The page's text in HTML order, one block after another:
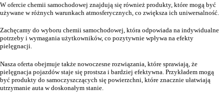
W ofercie chemii samochodowej znajdują się również produkty, które mogą być
używane w różnych warunkach atmosferycznych, co zwiększa ich uniwersalność.
Zachęcamy do wyboru chemii samochodowej, która odpowiada na indywidualne
potrzeby i wymagania użytkowników, co pozytywnie wpływa na efekty
pielęgnacji.
Nasza oferta obejmuje także nowoczesne rozwiązania, które sprawiają, że
pielęgnacja pojazdów staje się prostsza i bardziej efektywna. Przykładem mogą
być produkty do samoczyszczących się powierzchni, które znacznie ułatwiają
utrzymanie auta w doskonałym stanie.